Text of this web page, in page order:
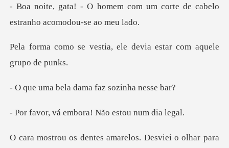
com um corte de cabelo
estr
ia, ele devia estar com
la dama faz so
embora! Não esto